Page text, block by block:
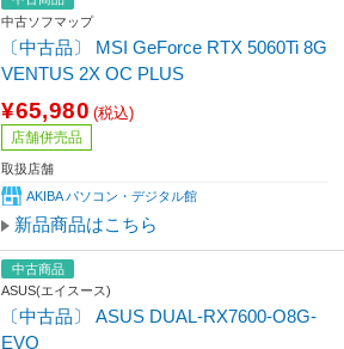
中古ソフマップ
〔中古品〕 MSI GeForce RTX 5060Ti 8G
VENTUS 2X OC PLUS
¥65,980 (税込)
店舗併売品
取扱店舗
AKIBA パソコン・デジタル館
新品商品はこちら
中古商品
ASUS(エイスース)
〔中古品〕 ASUS DUAL-RX7600-O8G-
EVO